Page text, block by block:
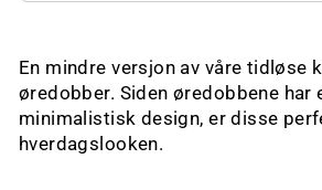
En mindre versjon av våre tidløse
øredobber. Siden øredobbene har
minimalistisk design, er disse
hverdagslooken.